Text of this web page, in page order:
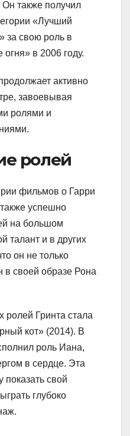
также получил
«Лучший
за свою роль в
в 2006 году.
активно
завоевывая
ролями и
ролей
фильмов о Гарри
успешно
на большом
талант и в других
он не только
в своей образе Рона
Гринта стала
кот» (2014). В
роль Иана,
в сердце. Эта
показать свой
глубоко